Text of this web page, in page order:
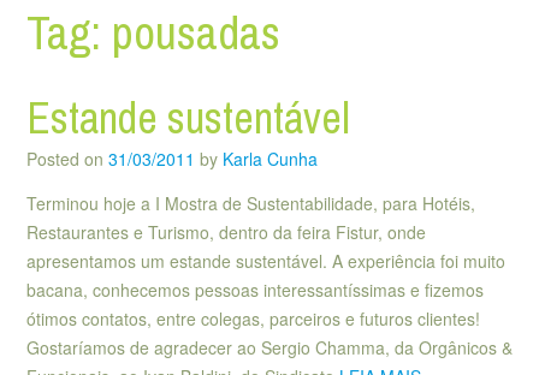
Tag: pousadas
Estande sustentável
Posted on 31/03/2011 by Karla Cunha
Terminou hoje a I Mostra de Sustentabilidade, para Hotéis,
Restaurantes e Turismo, dentro da feira Fistur, onde
apresentamos um estande sustentável. A experiência foi muito
bacana, conhecemos pessoas interessantíssimas e fizemos
ótimos contatos, entre colegas, parceiros e futuros clientes!
Gostaríamos de agradecer ao Sergio Chamma, da Orgânicos &